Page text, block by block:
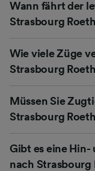
Wann fährt der
Strasbourg
Wie viele Züge
Strasbourg
Müssen Sie
Strasbourg
Gibt es eine Hin-
nach Strasbourg